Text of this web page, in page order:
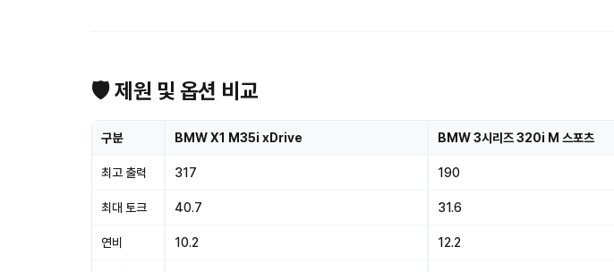
🛡 제원 및 옵션 비교
구분 BMW X1 M35i xDrive BMW 3시리즈 320i M 스포츠
최고 출력 317 190
최대 토크 40.7 31.6
연비 10.2 12.2